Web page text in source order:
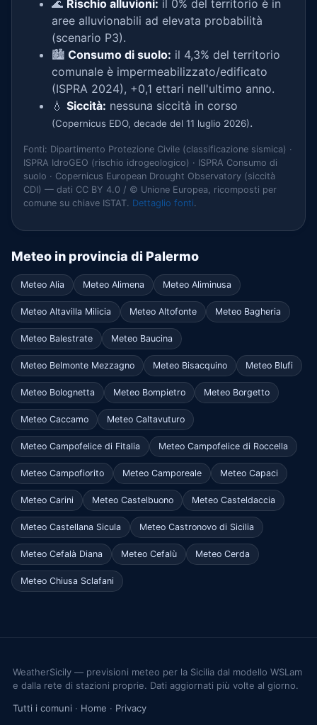
🌊 Rischio alluvioni: il 0% del territorio è in
aree alluvionabili ad elevata probabilità
(scenario P3).
🏙️ Consumo di suolo: il 4,3% del territorio
comunale è impermeabilizzato/edificato
(ISPRA 2024), +0,1 ettari nell'ultimo anno.
💧 Siccità: nessuna siccità in corso
(Copernicus EDO, decade del 11 luglio 2026).
Fonti: Dipartimento Protezione Civile (classificazione sismica) ·
ISPRA IdroGEO (rischio idrogeologico) · ISPRA Consumo di
suolo · Copernicus European Drought Observatory (siccità
CDI) — dati CC BY 4.0 / © Unione Europea, ricomposti per
comune su chiave ISTAT. Dettaglio fonti.
Meteo in provincia di Palermo
Meteo Alia Meteo Alimena Meteo Aliminusa
Meteo Altavilla Milicia Meteo Altofonte Meteo Bagheria
Meteo Balestrate Meteo Baucina
Meteo Belmonte Mezzagno Meteo Bisacquino Meteo Blufi
Meteo Bolognetta Meteo Bompietro Meteo Borgetto
Meteo Caccamo Meteo Caltavuturo
Meteo Campofelice di Fitalia Meteo Campofelice di Roccella
Meteo Campofiorito Meteo Camporeale Meteo Capaci
Meteo Carini Meteo Castelbuono Meteo Casteldaccia
Meteo Castellana Sicula Meteo Castronovo di Sicilia
Meteo Cefalà Diana Meteo Cefalù Meteo Cerda
Meteo Chiusa Sclafani
WeatherSicily — previsioni meteo per la Sicilia dal modello WSLam
e dalla rete di stazioni proprie. Dati aggiornati più volte al giorno.
Tutti i comuni · Home · Privacy